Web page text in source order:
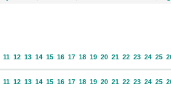
11 12 13 14 15 16 17 18 19 20 21 22 23 24 25
11 12 13 14 15 16 17 18 19 20 21 22 23 24 25